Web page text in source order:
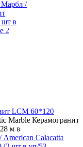
LCM 60*120
Marble Керамогранит
м в